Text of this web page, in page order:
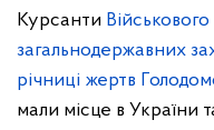
Курсанти
загальнодержавних
річниці жертв
мали місце в України